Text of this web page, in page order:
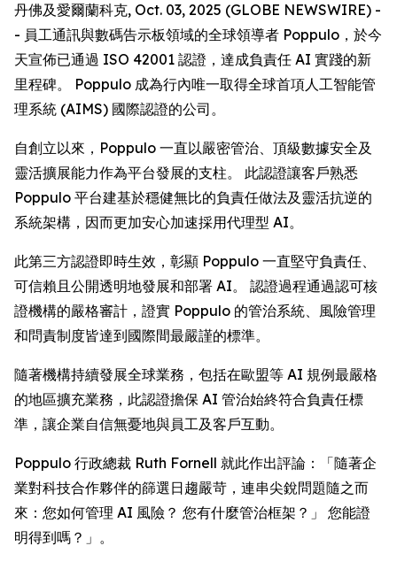
丹佛及愛爾蘭科克, Oct. 03, 2025 (GLOBE NEWSWIRE) -
- 員工通訊與數碼告示板領域的全球領導者 Poppulo，於今
天宣佈已通過 ISO 42001 認證，達成負責任 AI 實踐的新
里程碑。 Poppulo 成為行內唯一取得全球首項人工智能管
理系統 (AIMS) 國際認證的公司。
自創立以來，Poppulo 一直以嚴密管治、頂級數據安全及
靈活擴展能力作為平台發展的支柱。 此認證讓客戶熟悉
Poppulo 平台建基於穩健無比的負責任做法及靈活抗逆的
系統架構，因而更加安心加速採用代理型 AI。
此第三方認證即時生效，彰顯 Poppulo 一直堅守負責任、
可信賴且公開透明地發展和部署 AI。 認證過程通過認可核
證機構的嚴格審計，證實 Poppulo 的管治系統、風險管理
和問責制度皆達到國際間最嚴謹的標準。
隨著機構持續發展全球業務，包括在歐盟等 AI 規例最嚴格
的地區擴充業務，此認證擔保 AI 管治始終符合負責任標
準，讓企業自信無憂地與員工及客戶互動。
Poppulo 行政總裁 Ruth Fornell 就此作出評論：「隨著企
業對科技合作夥伴的篩選日趨嚴苛，連串尖銳問題隨之而
來：您如何管理 AI 風險？ 您有什麼管治框架？」 您能證
明得到嗎？」。